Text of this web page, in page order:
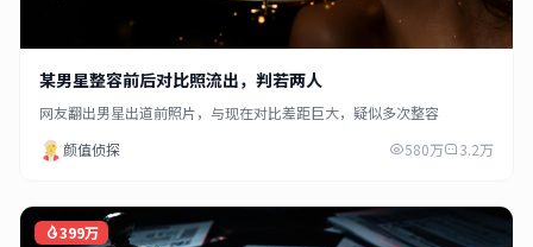
某男星整容前后对比照流出，判若两人
网友翻出男星出道前照片，与现在对比差距巨大，疑似多次整容
颜值侦探
580万 3.2万
399万